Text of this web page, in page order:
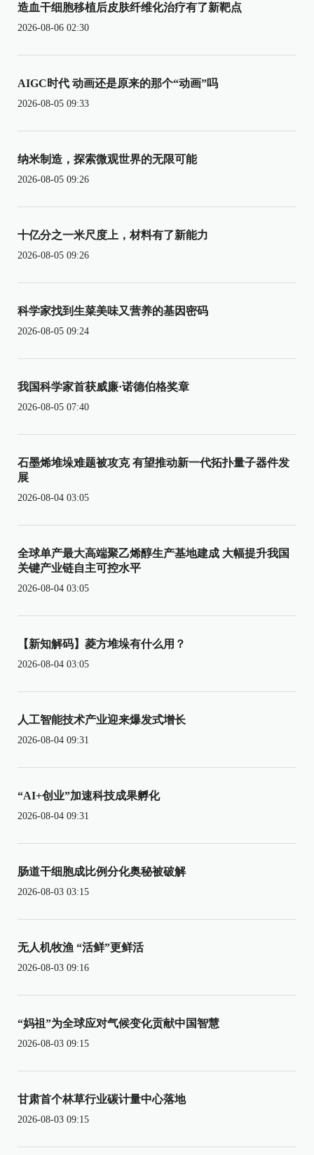
造血干细胞移植后皮肤纤维化治疗有了新靶点
2026-08-06 02:30
AIGC时代 动画还是原来的那个“动画”吗
2026-08-05 09:33
纳米制造，探索微观世界的无限可能
2026-08-05 09:26
十亿分之一米尺度上，材料有了新能力
2026-08-05 09:26
科学家找到生菜美味又营养的基因密码
2026-08-05 09:24
我国科学家首获威廉·诺德伯格奖章
2026-08-05 07:40
石墨烯堆垛难题被攻克 有望推动新一代拓扑量子器件发
展
2026-08-04 03:05
全球单产最大高端聚乙烯醇生产基地建成 大幅提升我国
关键产业链自主可控水平
2026-08-04 03:05
【新知解码】菱方堆垛有什么用？
2026-08-04 03:05
人工智能技术产业迎来爆发式增长
2026-08-04 09:31
“AI+创业”加速科技成果孵化
2026-08-04 09:31
肠道干细胞成比例分化奥秘被破解
2026-08-03 03:15
无人机牧渔 “活鲜”更鲜活
2026-08-03 09:16
“妈祖”为全球应对气候变化贡献中国智慧
2026-08-03 09:15
甘肃首个林草行业碳计量中心落地
2026-08-03 09:15